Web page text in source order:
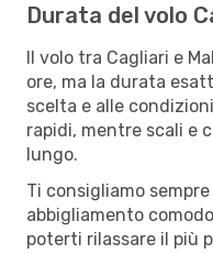
Durata del volo
Il volo tra Cagliari e
ore, ma la durata
scelta e alle
rapidi, mentre scali e
lungo.
Ti consigliamo
abbigliamento
poterti rilassare il più